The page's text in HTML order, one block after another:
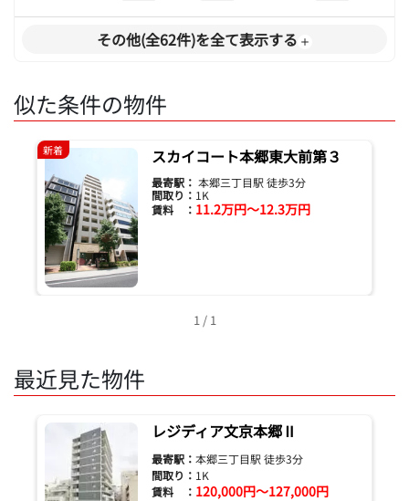
その他(全62件)を全て表示する
似た条件の物件
スカイコート本郷東大前第３
最寄駅： 本郷三丁目駅 徒歩3分
間取り： 1K
賃料 ： 11.2万円～12.3万円
新着
1 / 1
最近見た物件
レジディア文京本郷Ⅱ
最寄駅： 本郷三丁目駅 徒歩3分
間取り： 1K
賃料 ： 120,000円～127,000円